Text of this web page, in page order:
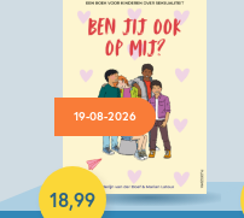
19-08-2026
18,99
Hardcover